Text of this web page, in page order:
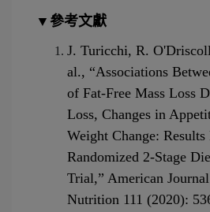
▼參考文獻
J. Turicchi, R.
al., “Associations
of Fat-Free Mass Loss
Loss, Changes in
Weight Change: Results
Randomized 2-Stage
Trial,” American
Nutrition 111 (2020):